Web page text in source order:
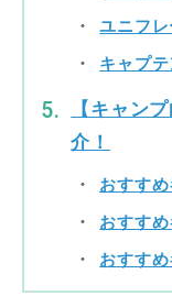
ユニフ
キャプ
【キャン
介！
おすす
おすす
おすす